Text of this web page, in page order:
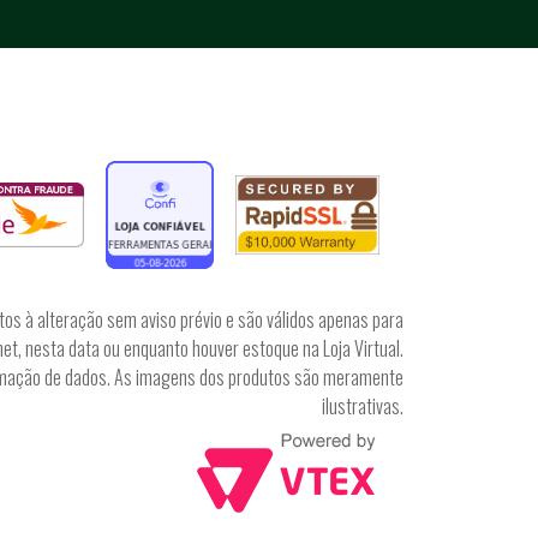
à alteração sem aviso prévio e são válidos apenas para
nesta data ou enquanto houver estoque na Loja Virtual.
de dados. As imagens dos produtos são meramente
ilustrativas.